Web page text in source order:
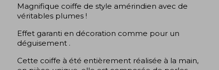
(3 avis)
Magnifique coiffe de style amérindien avec de
véritables plumes !
Effet garanti en décoration comme pour un
déguisement .
Cette coiffe à été entièrement réalisée à la main,